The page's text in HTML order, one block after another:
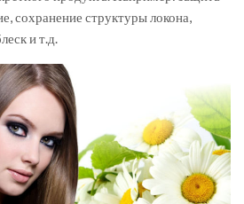
сохранение структуры локона,
и т.д.